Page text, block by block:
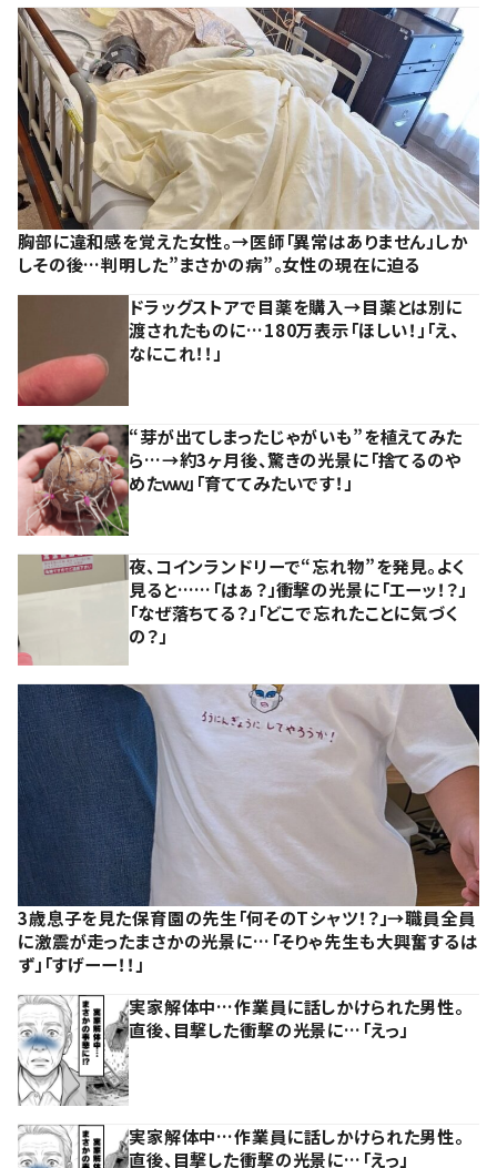
胸部に違和感を覚えた女性。→医師「異常はありません」しか
しその後…判明した”まさかの病”。女性の現在に迫る
ドラッグストアで目薬を購入→目薬とは別に
渡されたものに…180万表示「ほしい！」「え、
なにこれ！！」
“芽が出てしまったじゃがいも”を植えてみた
ら…→約3ヶ月後、驚きの光景に「捨てるのや
めたｗｗ」「育ててみたいです！」
夜、コインランドリーで“忘れ物”を発見。よく
見ると……「はぁ？」衝撃の光景に「エーッ！？」
「なぜ落ちてる？」「どこで忘れたことに気づく
の？」
3歳息子を見た保育園の先生「何そのTシャツ！？」→職員全員
に激震が走ったまさかの光景に…「そりゃ先生も大興奮するは
ず」「すげーー！！」
実家解体中…作業員に話しかけられた男性。
直後、目撃した衝撃の光景に…「えっ」
実家解体中…作業員に話しかけられた男性。
直後、目撃した衝撃の光景に…「えっ」